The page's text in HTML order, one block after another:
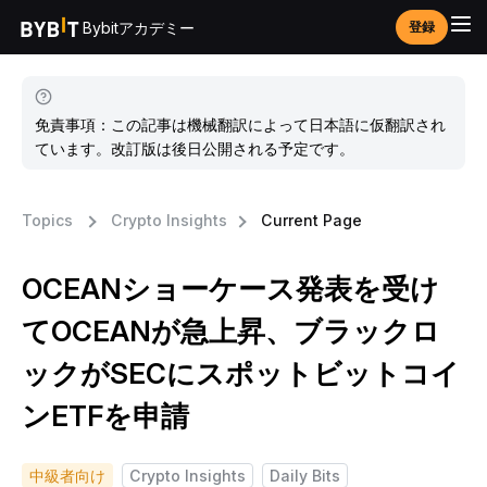
Bybitアカデミー 登録
免責事項：この記事は機械翻訳によって日本語に仮翻訳され
ています。改訂版は後日公開される予定です。
Topics Crypto Insights Current Page
OCEANショーケース発表を受け
てOCEANが急上昇、ブラックロ
ックがSECにスポットビットコイ
ンETFを申請
中級者向け Crypto Insights Daily Bits